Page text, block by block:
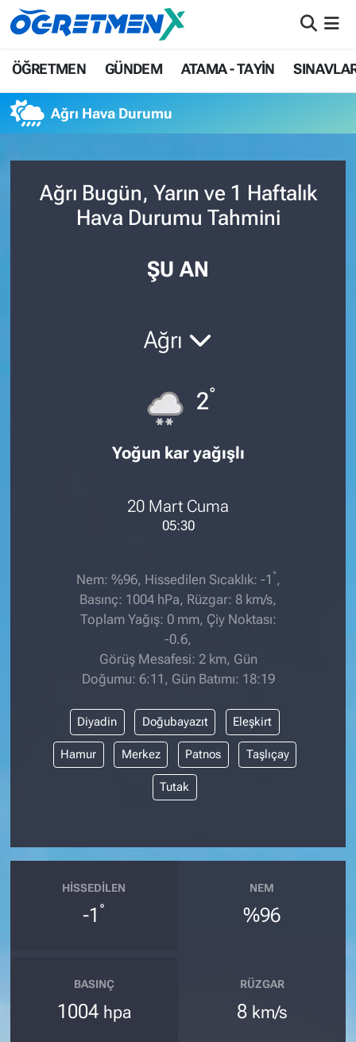
ÖĞRETMEN GÜNDEM ATAMA - TAYİN
Ağrı Hava Durumu
Ağrı Bugün, Yarın ve 1 Haftalık
Hava Durumu Tahmini
ŞU AN
Ağrı
2°
Yoğun kar yağışlı
20 Mart Cuma
05:30
Nem: %96, Hissedilen Sıcaklık: -1 ° ,
Basınç: 1004 hPa, Rüzgar: 8 km/s,
Toplam Yağış: 0 mm, Çiy Noktası:
-0.6,
Görüş Mesafesi: 2 km, Gün
Doğumu: 6:11, Gün Batımı: 18:19
Diyadin Doğubayazıt Eleşkirt
Hamur Merkez Patnos Taşlıçay
Tutak
HISSEDILEN
-1 °
NEM
%96
BASINÇ
1004 hpa
RÜZGAR
8 km/s
ÖĞRETMEN
SINAVLAR
HAYATIN İÇİNDEN
UZMAN ÖĞRETMENLİK
İstanbul Nöbetçi Eczaneler
İstanbul Trafik Yoğunluk Haritası
Süper Lig Puan Durumu ve Fikstür